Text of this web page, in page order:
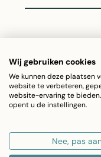
Dit gezellige
konijntjespatroon
hoeken.
Afmetingen:
Wij gebruiken cookies
We kunnen deze plaatsen
website te verbeteren,
website-ervaring te
opent u de instellingen.
Nee, pas aan